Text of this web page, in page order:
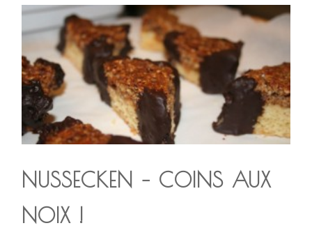
NUSSECKEN – COINS AUX
NOIX !